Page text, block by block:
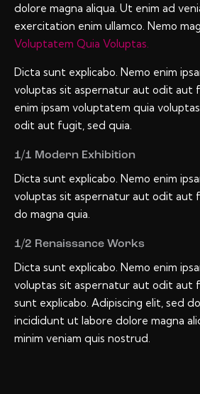
dolore magna aliqua. Ut enim ad
exercitation enim ullamco. Nemo
Voluptatem Quia Voluptas.
Dicta sunt explicabo. Nemo enim
voluptas sit aspernatur aut odit aut
enim ipsam voluptatem quia
odit aut fugit, sed quia.
1/1 Modern Exhibition
Dicta sunt explicabo. Nemo enim
voluptas sit aspernatur aut odit aut
do magna quia.
1/2 Renaissance Works
Dicta sunt explicabo. Nemo enim
voluptas sit aspernatur aut odit aut
sunt explicabo. Adipiscing elit, sed
incididunt ut labore dolore magna
minim veniam quis nostrud.